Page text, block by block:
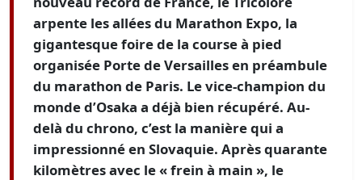
arpente les allées du Marathon Expo, la
gigantesque foire de la course à pied
organisée Porte de Versailles en préambule
du marathon de Paris. Le vice-champion du
monde d’Osaka a déjà bien récupéré. Au-
delà du chrono, c’est la manière qui a
impressionné en Slovaquie. Après quarante
kilomètres avec le « frein à main », le